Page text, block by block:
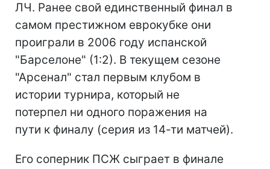
ЛЧ. Ранее свой единственный финал в
самом престижном еврокубке они
проиграли в 2006 году испанской
"Барселоне" (1:2). В текущем сезоне
"Арсенал" стал первым клубом в
истории турнира, который не
потерпел ни одного поражения на
пути к финалу (серия из 14-ти матчей).
Его соперник ПСЖ сыграет в финале